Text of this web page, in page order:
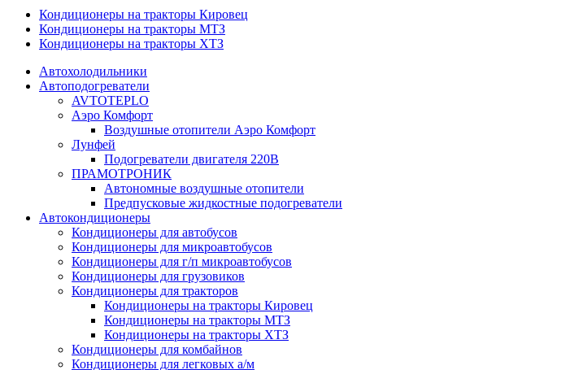
Кондиционеры на тракторы Кировец
Кондиционеры на тракторы МТЗ
Кондиционеры на тракторы ХТЗ
Автохолодильники
Автоподогреватели
AVTOTEPLO
Аэро Комфорт
Воздушные отопители Аэро Комфорт
Лунфей
Подогреватели двигателя 220В
ПРАМОТРОНИК
Автономные воздушные отопители
Предпусковые жидкостные подогреватели
Автокондиционеры
Кондиционеры для автобусов
Кондиционеры для микроавтобусов
Кондиционеры для г/п микроавтобусов
Кондиционеры для грузовиков
Кондиционеры для тракторов
Кондиционеры на тракторы Кировец
Кондиционеры на тракторы МТЗ
Кондиционеры на тракторы ХТЗ
Кондиционеры для комбайнов
Кондиционеры для легковых а/м